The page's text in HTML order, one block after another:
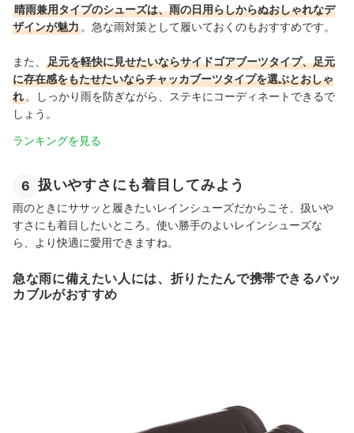
晴雨兼用タイプのシューズは、雨の日用らしからぬおしゃれなデ
ザインが魅力 。急な雨対策として履いておくのもおすすめです。
また、
足元を軽快に見せたいならサイドゴアブーツタイプ、足元
に存在感をもたせたいならチャッカブーツタイプを選ぶとおしゃ
れ 。しっかり雨を防ぎながら、ステキにコーディネートできるで
しょう。
ランキングを見る
6 扱いやすさにも着目してみよう
雨のときにササッと履きたいレインシューズだからこそ、扱いや
すさにも着目したいところ。使い勝手のよいレインシューズな
ら、より快適に愛用できますね。
急な雨に備えたい人には、折りたたんで携帯できるパッ
カブルがおすすめ